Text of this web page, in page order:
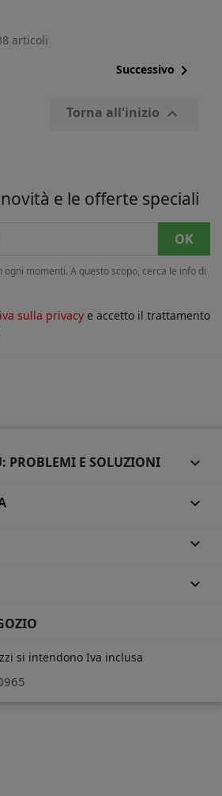
articoli
Successivo 
Torna all'inizio 
e le offerte speciali
momenti. A questo scopo, cerca le info di
sulla privacy e accetto il trattamento
PROBLEMI E SOLUZIONI 



si intendono Iva inclusa